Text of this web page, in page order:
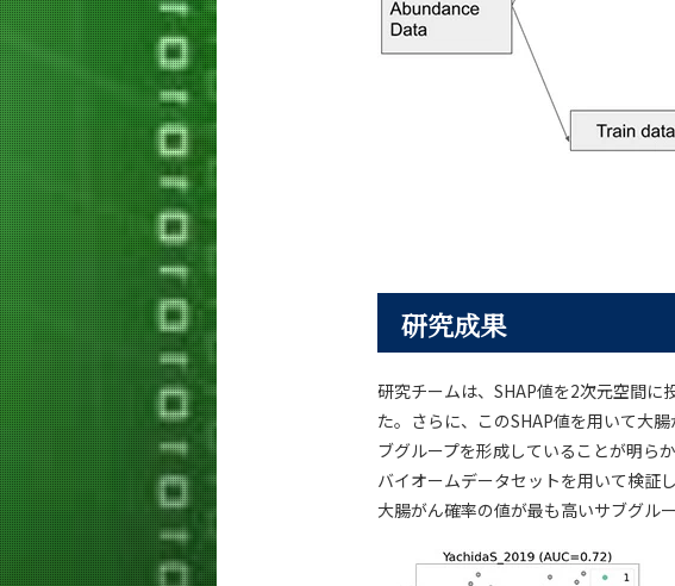
研究成果
研究チームは、SHAP値を2次元空間に
た。さらに、このSHAP値を用いて大
ブグループを形成していることが明ら
バイオームデータセットを用いて検証
大腸がん確率の値が最も高いサブグル